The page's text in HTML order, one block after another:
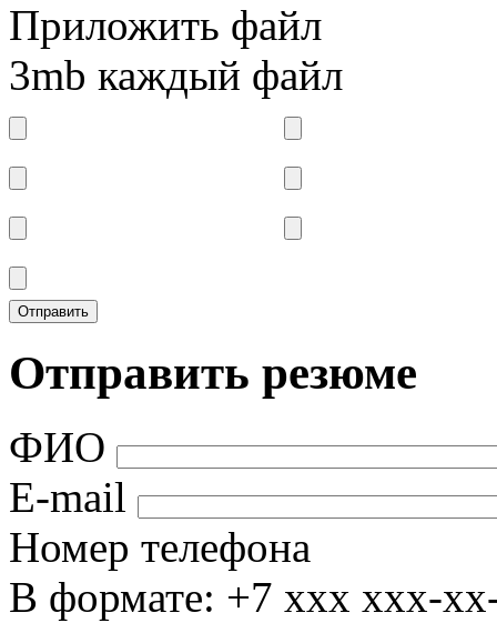
Приложить файл
3mb каждый файл
Отправить резюме
ФИО
E-mail
Номер телефона
В формате: +7 xxx xxx-